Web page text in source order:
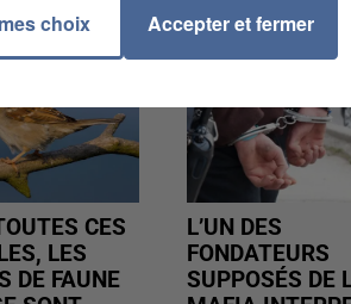
CES
LES
DE FAUNE
L’UN DES
FONDATEURS
SUPPOSÉS DE
choix Accepter et fermer